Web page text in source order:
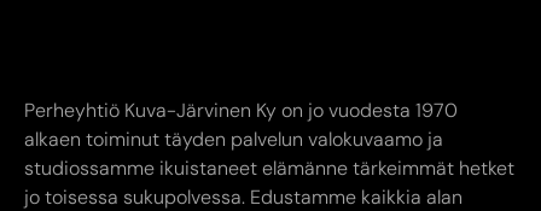
Perheyhtiö Kuva-Järvinen Ky on jo vuodesta 1970
alkaen toiminut täyden palvelun valokuvaamo ja
studiossamme ikuistaneet elämänne tärkeimmät hetket
jo toisessa sukupolvessa. Edustamme kaikkia alan